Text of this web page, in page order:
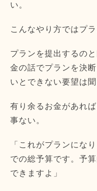
い。
こんなやり方ではプ
プランを提出するの
金の話でプランを決
いとできない要望は
有り余るお金があれ
事ない。
「これがプランにな
での総予算です。予
できますよ」